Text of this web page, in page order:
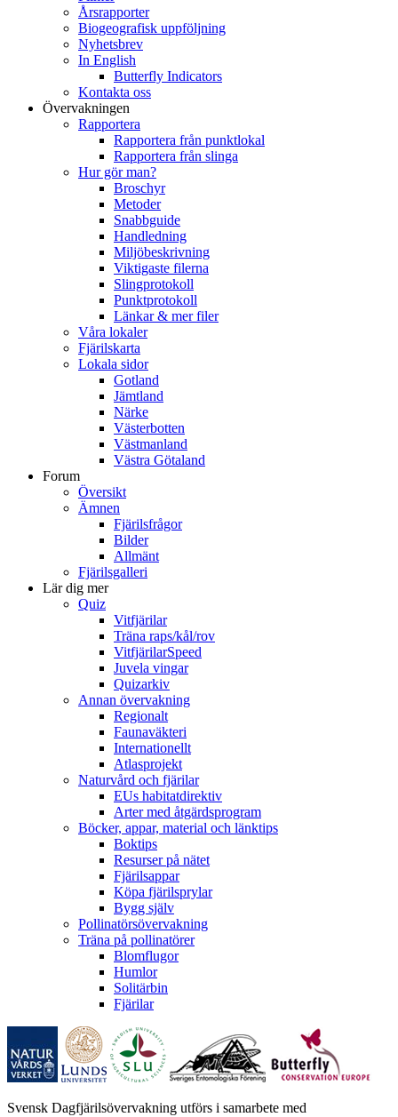
Årsrapporter
Biogeografisk uppföljning
Nyhetsbrev
In English
Butterfly Indicators
Kontakta oss
Övervakningen
Rapportera
Rapportera från punktlokal
Rapportera från slinga
Hur gör man?
Broschyr
Metoder
Snabbguide
Handledning
Miljöbeskrivning
Viktigaste filerna
Slingprotokoll
Punktprotokoll
Länkar & mer filer
Våra lokaler
Fjärilskarta
Lokala sidor
Gotland
Jämtland
Närke
Västerbotten
Västmanland
Västra Götaland
Forum
Översikt
Ämnen
Fjärilsfrågor
Bilder
Allmänt
Fjärilsgalleri
Lär dig mer
Quiz
Vitfjärilar
Träna raps/kål/rov
VitfjärilarSpeed
Juvela vingar
Quizarkiv
Annan övervakning
Regionalt
Faunaväkteri
Internationellt
Atlasprojekt
Naturvård och fjärilar
EUs habitatdirektiv
Arter med åtgärdsprogram
Böcker, appar, material och länktips
Boktips
Resurser på nätet
Fjärilsappar
Köpa fjärilsprylar
Bygg själv
Pollinatörsövervakning
Träna på pollinatörer
Blomflugor
Humlor
Solitärbin
Fjärilar
Svensk Dagfjärilsövervakning utförs i samarbete med